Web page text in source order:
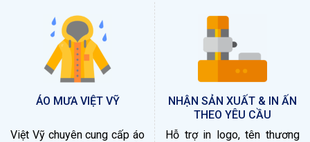
ÁO MƯA VIỆT VỸ
Việt Vỹ chuyên cung cấp áo
NHẬN SẢN XUẤT & IN ẤN
THEO YÊU CẦU
Hỗ trợ in logo, tên thương